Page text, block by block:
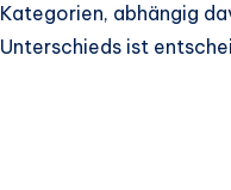
abhängig
ist